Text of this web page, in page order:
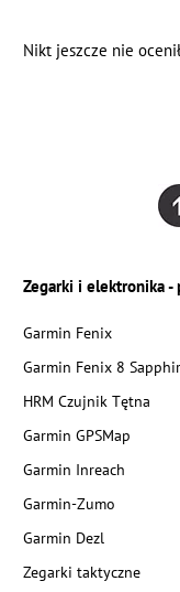
Nikt jeszcze nie
Zegarki i elektronika
Garmin Fenix
Garmin Fenix 8
HRM Czujnik Tętna
Garmin GPSMap
Garmin Inreach
Garmin-Zumo
Garmin Dezl
Zegarki taktyczne